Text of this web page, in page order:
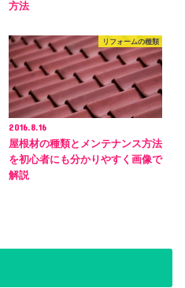
方法
リフォームの種類
2016.8.16
屋根材の種類とメンテナンス方法
を初心者にも分かりやすく画像で
解説